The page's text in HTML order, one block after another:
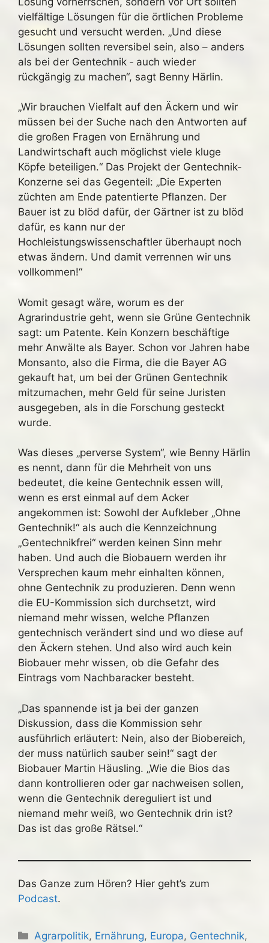
vielfältige Lösungen für die örtlichen Probleme
gesucht und versucht werden. „Und diese
Lösungen sollten reversibel sein, also – anders
als bei der Gentechnik ‑ auch wieder
rückgängig zu machen“, sagt Benny Härlin.
„Wir brauchen Vielfalt auf den Äckern und wir
müssen bei der Suche nach den Antworten auf
die großen Fragen von Ernährung und
Landwirtschaft auch möglichst viele kluge
Köpfe beteiligen.“ Das Projekt der Gentechnik-
Konzerne sei das Gegenteil: „Die Experten
züchten am Ende patentierte Pflanzen. Der
Bauer ist zu blöd dafür, der Gärtner ist zu blöd
dafür, es kann nur der
Hochleistungswissenschaftler überhaupt noch
etwas ändern. Und damit verrennen wir uns
vollkommen!“
Womit gesagt wäre, worum es der
Agrarindustrie geht, wenn sie Grüne Gentechnik
sagt: um Patente. Kein Konzern beschäftige
mehr Anwälte als Bayer. Schon vor Jahren habe
Monsanto, also die Firma, die die Bayer AG
gekauft hat, um bei der Grünen Gentechnik
mitzumachen, mehr Geld für seine Juristen
ausgegeben, als in die Forschung gesteckt
wurde.
Was dieses „perverse System“, wie Benny Härlin
es nennt, dann für die Mehrheit von uns
bedeutet, die keine Gentechnik essen will,
wenn es erst einmal auf dem Acker
angekommen ist: Sowohl der Aufkleber „Ohne
Gentechnik!“ als auch die Kennzeichnung
„Gentechnikfrei“ werden keinen Sinn mehr
haben. Und auch die Biobauern werden ihr
Versprechen kaum mehr einhalten können,
ohne Gentechnik zu produzieren. Denn wenn
die EU-Kommission sich durchsetzt, wird
niemand mehr wissen, welche Pflanzen
gentechnisch verändert sind und wo diese auf
den Äckern stehen. Und also wird auch kein
Biobauer mehr wissen, ob die Gefahr des
Eintrags vom Nachbaracker besteht.
„Das spannende ist ja bei der ganzen
Diskussion, dass die Kommission sehr
ausführlich erläutert: Nein, also der Biobereich,
der muss natürlich sauber sein!“ sagt der
Biobauer Martin Häusling. „Wie die Bios das
dann kontrollieren oder gar nachweisen sollen,
wenn die Gentechnik dereguliert ist und
niemand mehr weiß, wo Gentechnik drin ist?
Das ist das große Rätsel.“
Das Ganze zum Hören? Hier geht’s zum
Podcast.
Kategorien
Agrarpolitik, Ernährung, Europa, Gentechnik,